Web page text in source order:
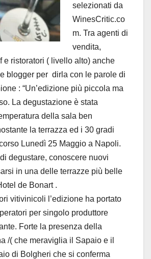
selezionati da
WinesCritic.co
m. Tra agenti di
vendita,
e ristoratori ( livello alto) anche
blogger per dirla con le parole di
: “Un’edizione più piccola ma
La degustazione è stata
della sala ben
la terrazza ed i 30 gradi
Lunedì 25 Maggio a Napoli.
degustare, conoscere nuovi
in una delle terrazze più belle
de Bonart .
vitivinicoli l’edizione ha portato
per singolo produttore
Forte la presenza della
/( che meraviglia il Sapaio e il
di Bolgheri che si conferma